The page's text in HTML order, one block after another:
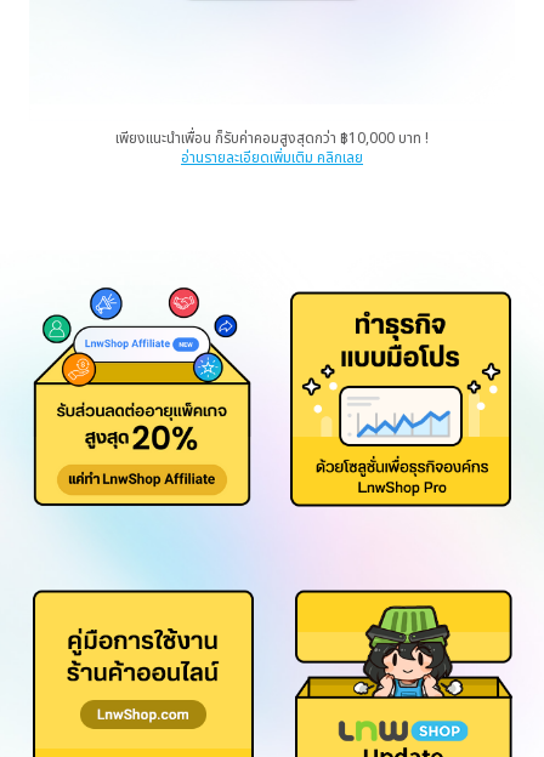
เพียงแนะนำเพื่อน ก็รับค่าคอมสูงสุดกว่า ฿10,000 บาท !
อ่านรายละเอียดเพิ่มเติม คลิกเลย